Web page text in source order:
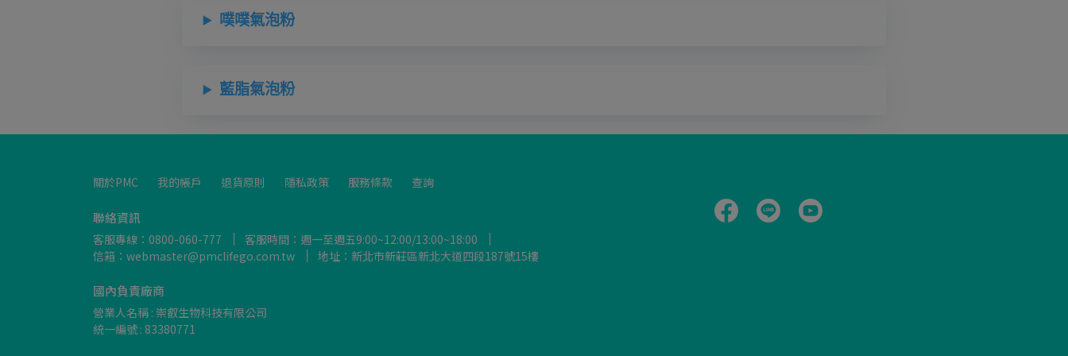
噗噗氣泡粉
藍脂氣泡粉
關於PMC 我的帳戶 退貨原則 隱私政策 服務條款 查詢
聯絡資訊
客服專線：0800-060-777
客服時間：週一至週五9:00~12:00/13:00~18:00
信箱：webmaster@pmclifego.com.tw
地址：新北市新莊區新北大道四段187號15樓
國內負責廠商
營業人名稱 : 崇叡生物科技有限公司
統一編號 : 83380771